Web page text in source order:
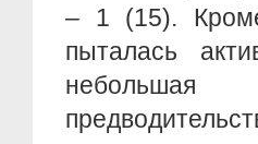
– 1 (15).
пыталась